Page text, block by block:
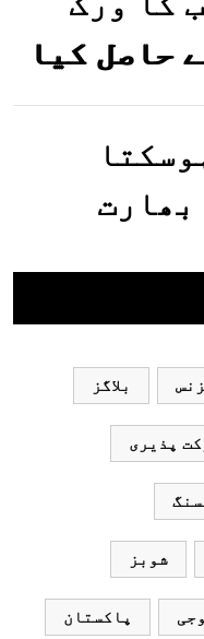
حاصل کیا
بھارت
پاکستان
بلاگز
پذیری
شوبز
پاکستان